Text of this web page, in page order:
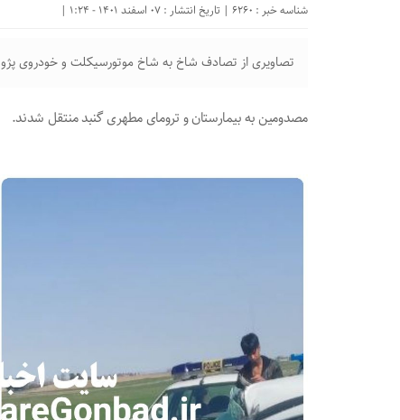
شناسه خبر : 6260 | تاریخ انتشار : 07 اسفند 1401 - 1:24 |
تصاویری از تصادف شاخ به شاخ موتورسیکلت و خودروی پژو ۲۰۶‌ جاده گنبد - کلاله
مصدومین به بیمارستان و ترومای مطهری گنبد منتقل شدند.